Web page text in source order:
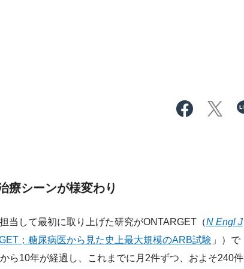
療シーンが様変わり
して最初に取り上げた研究がONTARGET（N Engl J
；糖尿病医から見た史上最大規模のARB試験 」）で
ら10年が経過し、これまでに月2件ずつ、およそ240件